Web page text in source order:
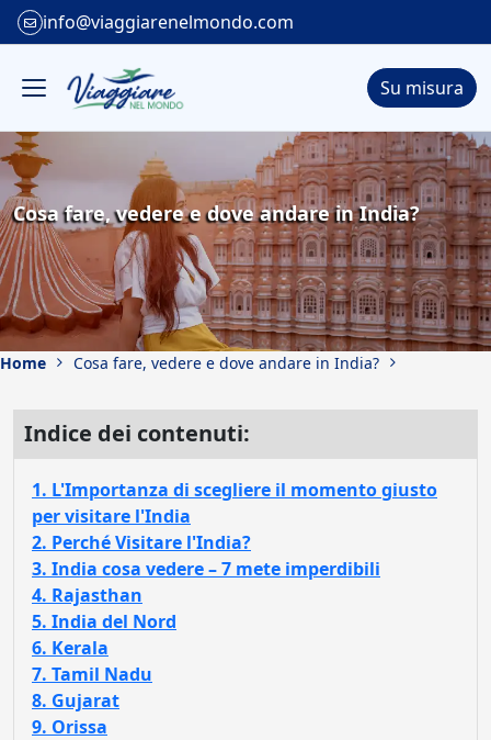
info@viaggiarenelmondo.com
Su misura
Cosa fare, vedere e dove andare in India?
Home Cosa fare, vedere e dove andare in India?
Indice dei contenuti:
1. L'Importanza di scegliere il momento giusto
per visitare l'India
2. Perché Visitare l'India?
3. India cosa vedere – 7 mete imperdibili
4. Rajasthan
5. India del Nord
6. Kerala
7. Tamil Nadu
8. Gujarat
9. Orissa